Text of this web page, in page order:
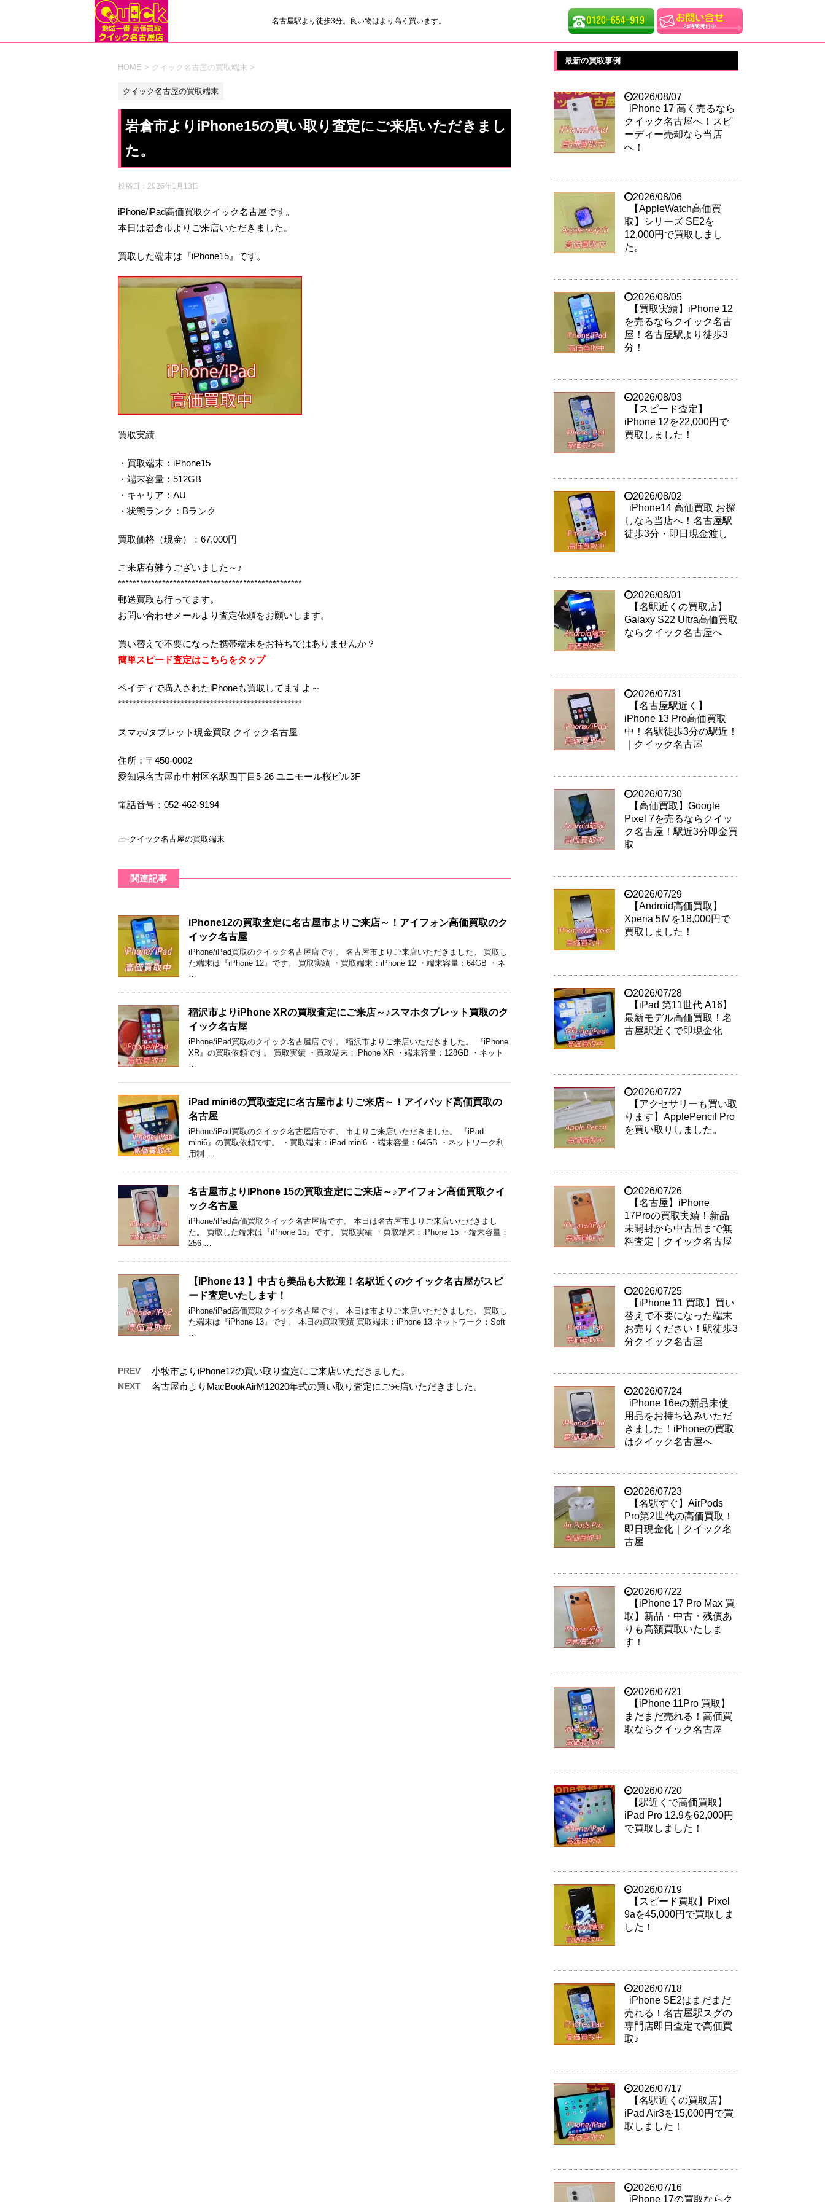
名古屋駅より徒歩3分。良い物はより高く買います。
HOME > クイック名古屋の買取端末 >
クイック名古屋の買取端末
岩倉市よりiPhone15の買い取り査定にご来店いただきまし
た。
投稿日： 2026年1月13日
iPhone/iPad高価買取クイック名古屋です。
本日は岩倉市よりご来店いただきました。
買取した端末は『iPhone15』です。
買取実績
・買取端末：iPhone15
・端末容量：512GB
・キャリア：AU
・状態ランク：Bランク
買取価格（現金）：67,000円
ご来店有難うございました～♪
**************************************************
郵送買取も行ってます。
お問い合わせメールより査定依頼をお願いします。
買い替えで不要になった携帯端末をお持ちではありませんか？
簡単スピード査定はこちらをタップ
ペイディで購入されたiPhoneも買取してますよ～
**************************************************
スマホ/タブレット現金買取 クイック名古屋
住所：〒450-0002
愛知県名古屋市中村区名駅四丁目5-26 ユニモール桜ビル3F
電話番号：052-462-9194
-クイック名古屋の買取端末
関連記事
iPhone12の買取査定に名古屋市よりご来店～！アイフォン高価買取のク
イック名古屋
iPhone/iPad買取のクイック名古屋店です。 名古屋市よりご来店いただきました。 買取し
た端末は『iPhone 12』です。 買取実績 ・買取端末：iPhone 12 ・端末容量：64GB ・ネ
…
稲沢市よりiPhone XRの買取査定にご来店～♪スマホタブレット買取のク
イック名古屋
iPhone/iPad買取のクイック名古屋店です。 稲沢市よりご来店いただきました。 『iPhone
XR』の買取依頼です。 買取実績 ・買取端末：iPhone XR ・端末容量：128GB ・ネット
…
iPad mini6の買取査定に名古屋市よりご来店～！アイパッド高価買取の
名古屋
iPhone/iPad買取のクイック名古屋店です。 市よりご来店いただきました。 『iPad
mini6』の買取依頼です。 ・買取端末：iPad mini6 ・端末容量：64GB ・ネットワーク利
用制 …
名古屋市よりiPhone 15の買取査定にご来店～♪アイフォン高価買取クイ
ック名古屋
iPhone/iPad高価買取クイック名古屋店です。 本日は名古屋市よりご来店いただきまし
た。 買取した端末は『iPhone 15』です。 買取実績 ・買取端末：iPhone 15 ・端末容量：
256 …
【iPhone 13 】中古も美品も大歓迎！名駅近くのクイック名古屋がスピ
ード査定いたします！
iPhone/iPad高価買取クイック名古屋です。 本日は市よりご来店いただきました。 買取し
た端末は『iPhone 13』です。 本日の買取実績 買取端末：iPhone 13 ネットワーク：Soft
…
PREV 小牧市よりiPhone12の買い取り査定にご来店いただきました。
NEXT 名古屋市よりMacBookAirM12020年式の買い取り査定にご来店いただきました。
最新の買取事例
2026/08/07
iPhone 17 高く売るなら
クイック名古屋へ！スピ
ーディー売却なら当店
へ！
2026/08/06
【AppleWatch高価買
取】シリーズ SE2を
12,000円で買取しまし
た。
2026/08/05
【買取実績】iPhone 12
を売るならクイック名古
屋！名古屋駅より徒歩3
分！
2026/08/03
【スピード査定】
iPhone 12を22,000円で
買取しました！
2026/08/02
iPhone14 高価買取 お探
しなら当店へ！名古屋駅
徒歩3分・即日現金渡し
2026/08/01
【名駅近くの買取店】
Galaxy S22 Ultra高価買取
ならクイック名古屋へ
2026/07/31
【名古屋駅近く】
iPhone 13 Pro高価買取
中！名駅徒歩3分の駅近！
｜クイック名古屋
2026/07/30
【高価買取】Google
Pixel 7を売るならクイッ
ク名古屋！駅近3分即金買
取
2026/07/29
【Android高価買取】
Xperia 5Ⅳを18,000円で
買取しました！
2026/07/28
【iPad 第11世代 A16】
最新モデル高価買取！名
古屋駅近くで即現金化
2026/07/27
【アクセサリーも買い取
ります】ApplePencil Pro
を買い取りしました。
2026/07/26
【名古屋】iPhone
17Proの買取実績！新品
未開封から中古品まで無
料査定｜クイック名古屋
2026/07/25
【iPhone 11 買取】買い
替えで不要になった端末
お売りください！駅徒歩3
分クイック名古屋
2026/07/24
iPhone 16eの新品未使
用品をお持ち込みいただ
きました！iPhoneの買取
はクイック名古屋へ
2026/07/23
【名駅すぐ】AirPods
Pro第2世代の高価買取！
即日現金化｜クイック名
古屋
2026/07/22
【iPhone 17 Pro Max 買
取】新品・中古・残債あ
りも高額買取いたしま
す！
2026/07/21
【iPhone 11Pro 買取】
まだまだ売れる！高価買
取ならクイック名古屋
2026/07/20
【駅近くで高価買取】
iPad Pro 12.9を62,000円
で買取しました！
2026/07/19
【スピード買取】Pixel
9aを45,000円で買取しま
した！
2026/07/18
iPhone SE2はまだまだ
売れる！名古屋駅スグの
専門店即日査定で高価買
取♪
2026/07/17
【名駅近くの買取店】
iPad Air3を15,000円で買
取しました！
2026/07/16
iPhone 17の買取ならク